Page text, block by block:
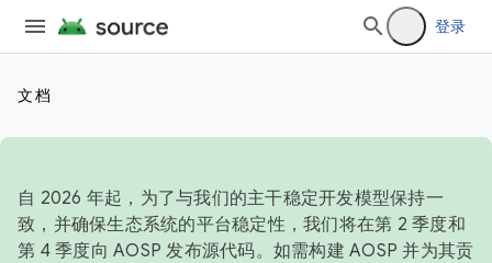
登录
文档
自 2026 年起，为了与我们的主干稳定开发模型保持一
致，并确保生态系统的平台稳定性，我们将在第 2 季度和
第 4 季度向 AOSP 发布源代码。如需构建 AOSP 并为其贡